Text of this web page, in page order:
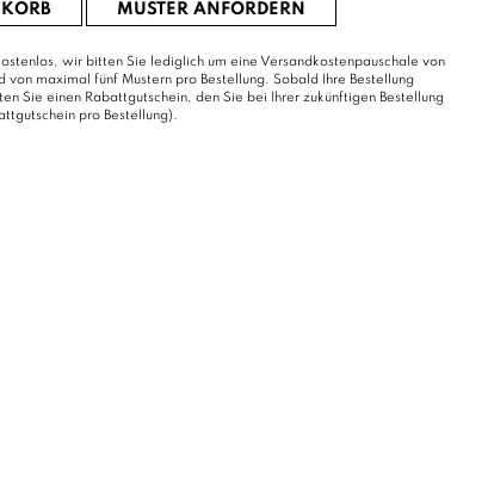
MUSTER ANFORDERN
wir bitten Sie lediglich um eine Versandkostenpauschale von
von maximal fünf Mustern pro Bestellung. Sobald Ihre Bestellung
Sie einen Rabattgutschein, den Sie bei Ihrer zukünftigen Bestellung
pro Bestellung).